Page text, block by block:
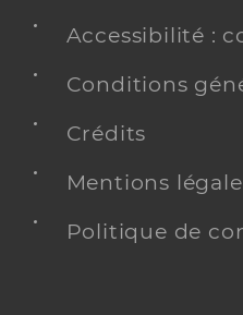
Accessibilité :
Conditions
Crédits
Mentions
Politique de